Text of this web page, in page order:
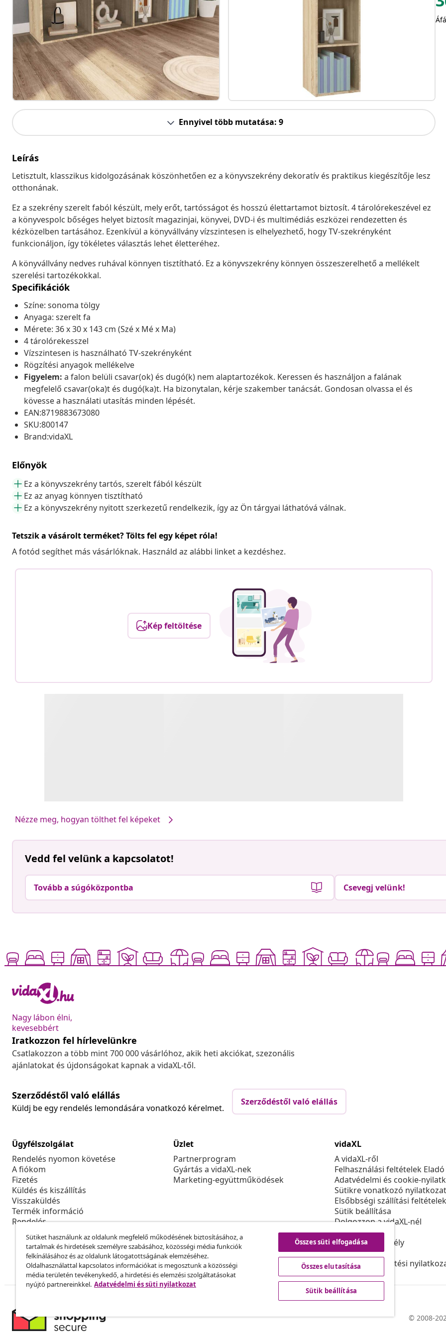
Ennyivel több mutatása: 9
Leírás
Letisztult, klasszikus kidolgozásának köszönhetően ez a könyvszekrény dekoratív és praktikus kiegészítője lesz
otthonának.
Ez a szekrény szerelt faból készült, mely erőt, tartósságot és hosszú élettartamot biztosít. 4 tárolórekeszével ez
a könyvespolc bőséges helyet biztosít magazinjai, könyvei, DVD-i és multimédiás eszközei rendezetten és
kézközelben tartásához. Ezenkívül a könyvállvány vízszintesen is elhelyezhető, hogy TV-szekrényként
funkcionáljon, így tökéletes választás lehet életteréhez.
A könyvállvány nedves ruhával könnyen tisztítható. Ez a könyvszekrény könnyen összeszerelhető a mellékelt
szerelési tartozékokkal.
Specifikációk
Színe: sonoma tölgy
Anyaga: szerelt fa
Mérete: 36 x 30 x 143 cm (Szé x Mé x Ma)
4 tárolórekesszel
Vízszintesen is használható TV-szekrényként
Rögzítési anyagok mellékelve
Figyelem: a falon belüli csavar(ok) és dugó(k) nem alaptartozékok. Keressen és használjon a falának
megfelelő csavar(oka)t és dugó(ka)t. Ha bizonytalan, kérje szakember tanácsát. Gondosan olvassa el és
kövesse a használati utasítás minden lépését.
EAN:8719883673080
SKU:800147
Brand:vidaXL
Előnyök
Ez a könyvszekrény tartós, szerelt fából készült
Ez az anyag könnyen tisztítható
Ez a könyvszekrény nyitott szerkezetű rendelkezik, így az Ön tárgyai láthatóvá válnak.
Tetszik a vásárolt terméket? Tölts fel egy képet róla!
A fotód segíthet más vásárlóknak. Használd az alábbi linket a kezdéshez.
Kép feltöltése
Nézze meg, hogyan tölthet fel képeket
Vedd fel velünk a kapcsolatot!
Tovább a súgóközpontba Csevegj velünk!
Nagy lábon élni,
kevesebbért
Iratkozzon fel hírlevelünkre
Csatlakozzon a több mint 700 000 vásárlóhoz, akik heti akciókat, szezonális
ajánlatokat és újdonságokat kapnak a vidaXL-től.
Szerződéstől való elállás
Küldj be egy rendelés lemondására vonatkozó kérelmet.
Szerződéstől való elállás
Ügyfélszolgálat
Rendelés nyomon követése
A fiókom
Fizetés
Küldés és kiszállítás
Visszaküldés
Termék információ
Rendelés
Üzlet
Partnerprogram
Gyártás a vidaXL-nek
Marketing-együttműködések
vidaXL
A vidaXL-ről
Felhasználási feltételek Eladó
Adatvédelmi és cookie-
Sütikre vonatkozó nyilatkozat
Elsőbbségi szállítási feltételek
Sütik beállítása
Dolgozzon a vidaXL-nél
Biztonsági
EU felelős személy
Politikával EPR
Akadálymentesítési
© 2008-
Sütiket használunk az oldalunk megfelelő működésének biztosításához, a
tartalmak és hirdetések személyre szabásához, közösségi média funkciók
felkínálásához és az oldalunk látogatottságának elemzéséhez.
Oldalhasználattal kapcsolatos információkat is megosztunk a közösségi
média területén tevékenykedő, a hirdetési és elemzési szolgáltatásokat
nyújtó partnereinkkel. Adatvédelmi és süti nyilatkozat
Összes süti elfogadása
Összes elutasítása
Sütik beállítása